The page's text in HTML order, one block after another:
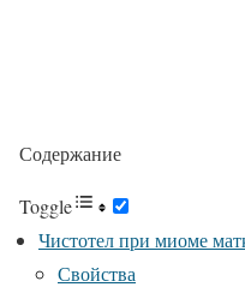
Содержание
Toggle
Чистотел при миоме
Свойства